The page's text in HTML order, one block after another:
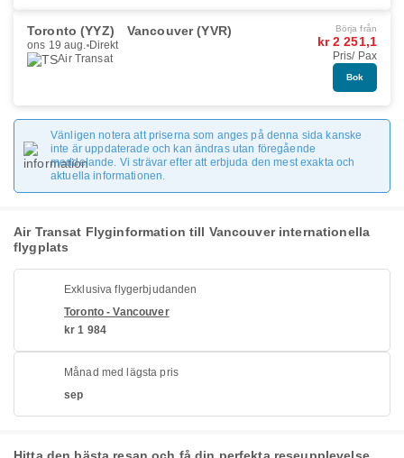
Toronto (YYZ) Vancouver (YVR)
ons 19 aug. Direkt
Air Transat
Börja från
kr 2 251,1
Pris/ Pax
Bok
Vänligen notera att priserna som anges på denna sida kanske
inte är uppdaterade och kan ändras utan föregående
meddelande. Vi strävar efter att erbjuda den mest exakta och
aktuella informationen.
Air Transat Flyginformation till Vancouver internationella
flygplats
Exklusiva flygerbjudanden
Toronto - Vancouver
kr 1 984
Månad med lägsta pris
sep